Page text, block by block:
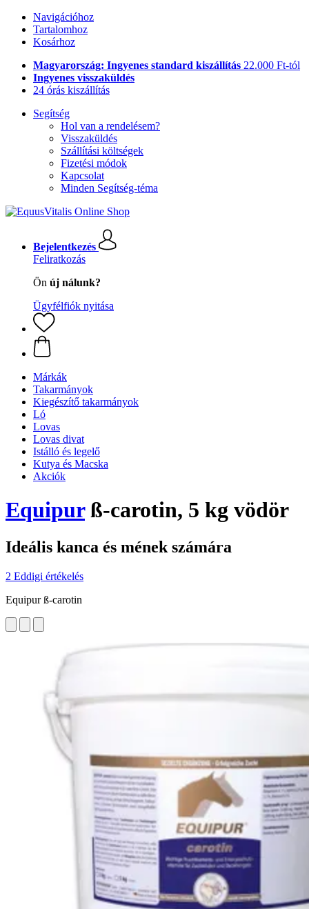
Navigációhoz
Tartalomhoz
Kosárhoz
Magyarország: Ingyenes standard kiszállítás 22.000 Ft-tól
Ingyenes visszaküldés
24 órás kiszállítás
Segítség
Hol van a rendelésem?
Visszaküldés
Szállítási költségek
Fizetési módok
Kapcsolat
Minden Segítség-téma
Bejelentkezés
Feliratkozás
Ön új nálunk?
Ügyfélfiók nyitása
Márkák
Takarmányok
Kiegészítő takarmányok
Ló
Lovas
Lovas divat
Istálló és legelő
Kutya és Macska
Akciók
Equipurß-carotin, 5 kg vödör
Ideális kanca és mének számára
2 Eddigi értékelés
Equipur ß-carotin